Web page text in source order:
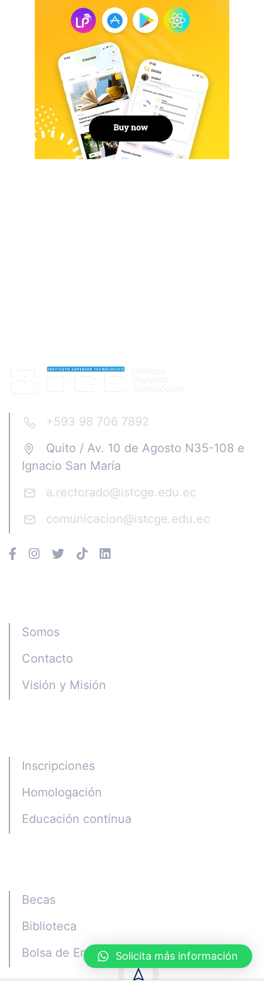
+593 98 706 7892
Quito / Av. 10 de Agosto N35-108 e
Ignacio San María
a.rectorado@istcge.edu.ec
comunicacion@istcge.edu.ec
Somos
Contacto
Visión y Misión
Inscripciones
Homologación
Educación continua
Becas
Biblioteca
Bolsa de Empleo
Solicita más información